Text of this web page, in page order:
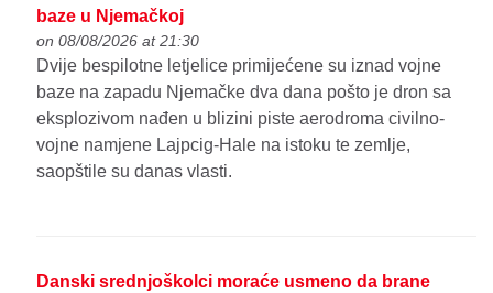
baze u Njemačkoj
on 08/08/2026 at 21:30
Dvije bespilotne letjelice primijećene su iznad vojne
baze na zapadu Njemačke dva dana pošto je dron sa
eksplozivom nađen u blizini piste aerodroma civilno-
vojne namjene Lajpcig-Hale na istoku te zemlje,
saopštile su danas vlasti.
Danski srednjoškolci moraće usmeno da brane